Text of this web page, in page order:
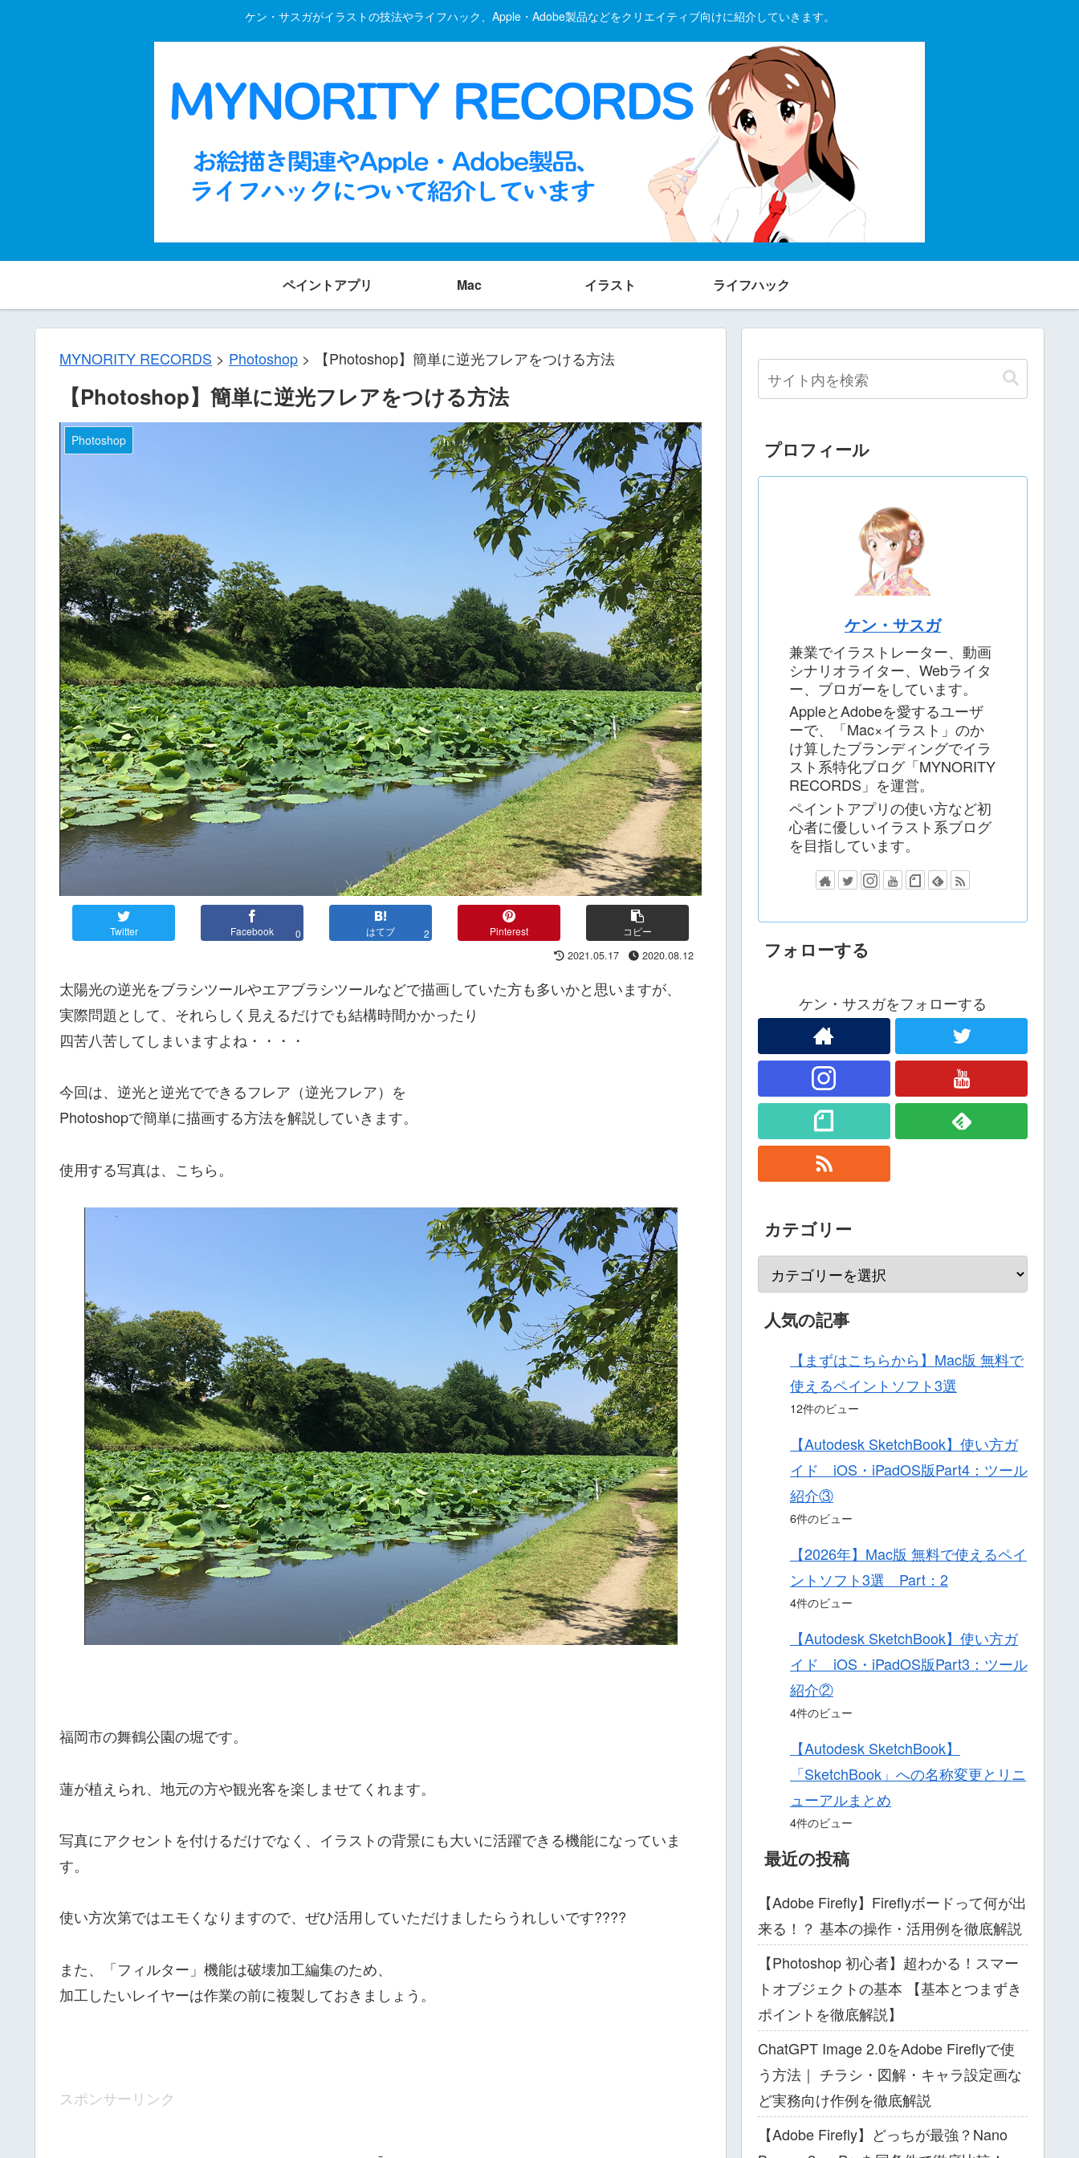
ケン・サスガがイラストの技法やライフハック、Apple・Adobe製品などをクリエイティブ向けに紹介していきます。
ペイントアプリ Mac イラスト ライフハック
MYNORITY RECORDS > Photoshop > 【Photoshop】簡単に逆光フレアをつける方法
【Photoshop】簡単に逆光フレアをつける方法
Photoshop
Twitter Facebook 0 はてブ 2 Pinterest コピー
2021.05.17 2020.08.12
太陽光の逆光をブラシツールやエアブラシツールなどで描画していた方も多いかと思いますが、
実際問題として、それらしく見えるだけでも結構時間かかったり
四苦八苦してしまいますよね・・・・
今回は、逆光と逆光でできるフレア（逆光フレア）を
Photoshopで簡単に描画する方法を解説していきます。
使用する写真は、こちら。
福岡市の舞鶴公園の堀です。
蓮が植えられ、地元の方や観光客を楽しませてくれます。
写真にアクセントを付けるだけでなく、イラストの背景にも大いに活躍できる機能になっていま
す。
使い方次第ではエモくなりますので、ぜひ活用していただけましたらうれしいです????
また、「フィルター」機能は破壊加工編集のため、
加工したいレイヤーは作業の前に複製しておきましょう。
スポンサーリンク
プロフィール
ケン・サスガ
兼業でイラストレーター、動画
シナリオライター、Webライタ
ー、ブロガーをしています。
AppleとAdobeを愛するユーザ
ーで、「Mac×イラスト」のか
け算したブランディングでイラ
スト系特化ブログ「MYNORITY
RECORDS」を運営。
ペイントアプリの使い方など初
心者に優しいイラスト系ブログ
を目指しています。
フォローする
ケン・サスガをフォローする
カテゴリー
人気の記事
【まずはこちらから】Mac版 無料で
使えるペイントソフト3選
12件のビュー
【Autodesk SketchBook】使い方ガ
イド iOS・iPadOS版Part4：ツール
紹介③
6件のビュー
【2026年】Mac版 無料で使えるペイ
ントソフト3選 Part：2
4件のビュー
【Autodesk SketchBook】使い方ガ
イド iOS・iPadOS版Part3：ツール
紹介②
4件のビュー
【Autodesk SketchBook】
「SketchBook」への名称変更とリニ
ューアルまとめ
4件のビュー
最近の投稿
【Adobe Firefly】Fireflyボードって何が出
来る！？ 基本の操作・活用例を徹底解説
【Photoshop 初心者】超わかる！スマー
トオブジェクトの基本 【基本とつまずき
ポイントを徹底解説】
ChatGPT Image 2.0をAdobe Fireflyで使
う方法｜ チラシ・図解・キャラ設定画な
ど実務向け作例を徹底解説
【Adobe Firefly】どっちが最強？Nano